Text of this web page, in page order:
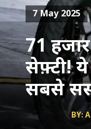
71
सेफ़्टी!
सबसे
7 May 2025
BY: